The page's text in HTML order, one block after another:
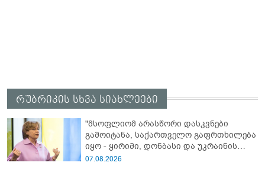
რუბრიკის სხვა სიახლეები
"მსოფლიომ არასწორი დასკვნები
გამოიტანა, საქართველო გაფრთხილება
იყო - ყირიმი, დონბასი და უკრაინის
წინააღმდეგ სრულმასშტაბიანი ომი
07.08.2026